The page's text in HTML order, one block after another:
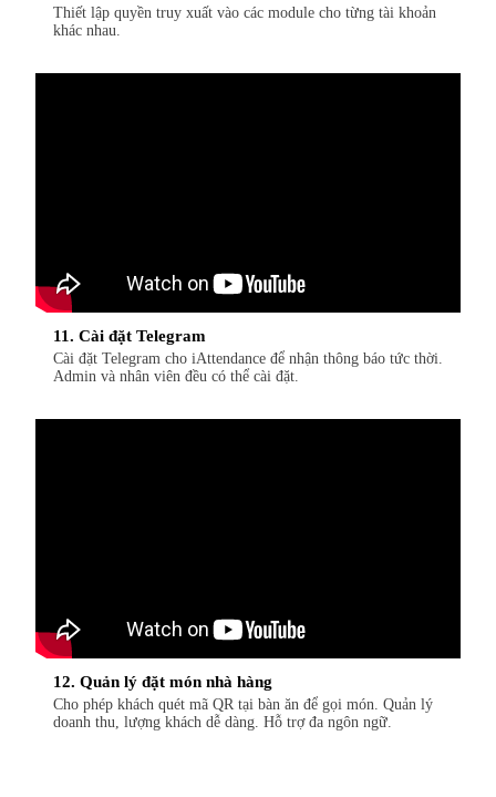
Thiết lập quyền truy xuất vào các module cho từng tài khoản
khác nhau.
11. Cài đặt Telegram
Cài đặt Telegram cho iAttendance để nhận thông báo tức thời.
Admin và nhân viên đều có thể cài đặt.
12. Quản lý đặt món nhà hàng
Cho phép khách quét mã QR tại bàn ăn để gọi món. Quản lý
doanh thu, lượng khách dễ dàng. Hỗ trợ đa ngôn ngữ.